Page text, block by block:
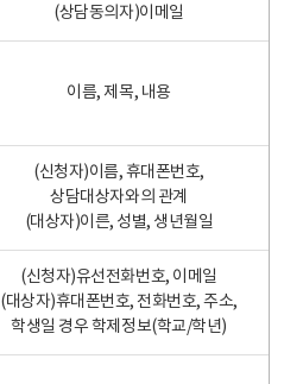
(상담동의자)이메일
이름, 제목, 내용
(신청자)이름, 휴대폰번호,
상담대상자와의 관계
(대상자)이른, 성별, 생년월일
(신청자)유선전화번호, 이메일
(대상자)휴대폰번호, 전화번호, 주소,
학생일 경우 학제정보(학교/학년)